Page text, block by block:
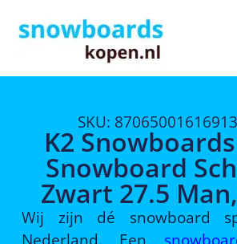
SKU:
K2
Snowboard
Zwart 27.5
Wij zijn dé snowboard
Nederland. Een